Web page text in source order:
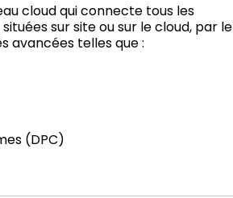
cloud qui connecte tous les
sur site ou sur le cloud, par le
avancées telles que :
(DPC)